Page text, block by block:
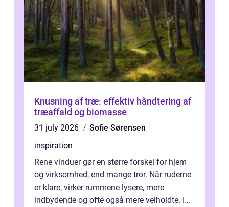
Knusning af træ: effektiv håndtering af
træaffald og biomasse
31 july 2026
Sofie Sørensen
inspiration
Rene vinduer gør en større forskel for hjem
og virksomhed, end mange tror. Når ruderne
er klare, virker rummene lysere, mere
indbydende og ofte også mere velholdte. I